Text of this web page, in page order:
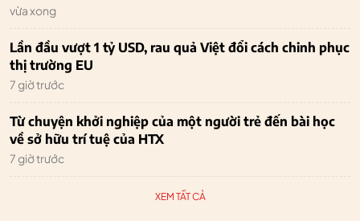
vừa xong
Lần đầu vượt 1 tỷ USD, rau quả Việt đổi cách chinh phục
thị trường EU
7 giờ trước
Từ chuyện khởi nghiệp của một người trẻ đến bài học
về sở hữu trí tuệ của HTX
7 giờ trước
XEM TẤT CẢ